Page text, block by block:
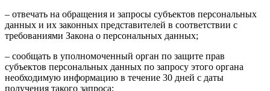
– отвечать на обращения и запросы субъектов персональных
данных и их законных представителей в соответствии с
требованиями Закона о персональных данных;
– сообщать в уполномоченный орган по защите прав
субъектов персональных данных по запросу этого органа
необходимую информацию в течение 30 дней с даты
получения такого запроса;